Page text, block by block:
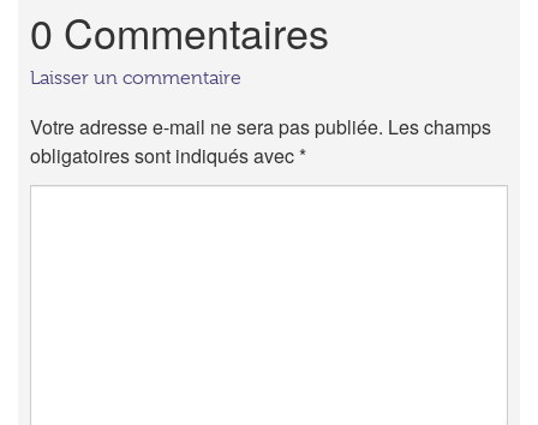
0 Commentaires
Laisser un commentaire
Votre adresse e-mail ne sera pas publiée. Les champs
obligatoires sont indiqués avec*